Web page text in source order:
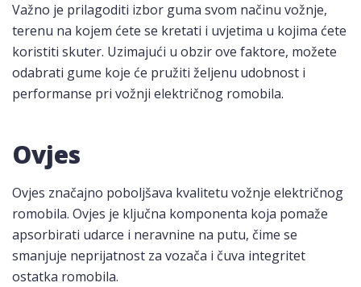
Važno je prilagoditi izbor guma svom načinu vožnje,
terenu na kojem ćete se kretati i uvjetima u kojima ćete
koristiti skuter. Uzimajući u obzir ove faktore, možete
odabrati gume koje će pružiti željenu udobnost i
performanse pri vožnji električnog romobila.
Ovjes
Ovjes značajno poboljšava kvalitetu vožnje električnog
romobila. Ovjes je ključna komponenta koja pomaže
apsorbirati udarce i neravnine na putu, čime se
smanjuje neprijatnost za vozača i čuva integritet
ostatka romobila.